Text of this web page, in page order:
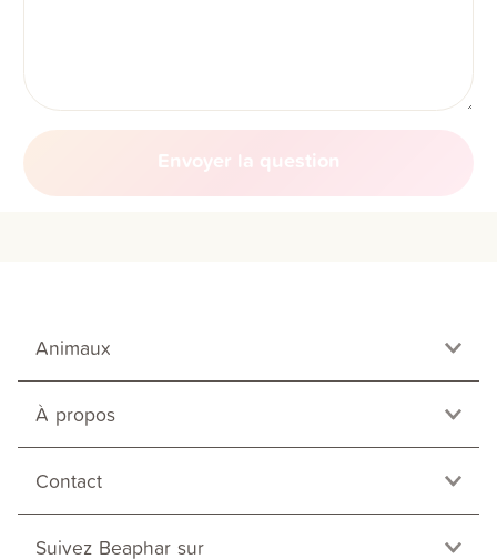
Envoyer la question
Animaux
À propos
Contact
Suivez Beaphar sur